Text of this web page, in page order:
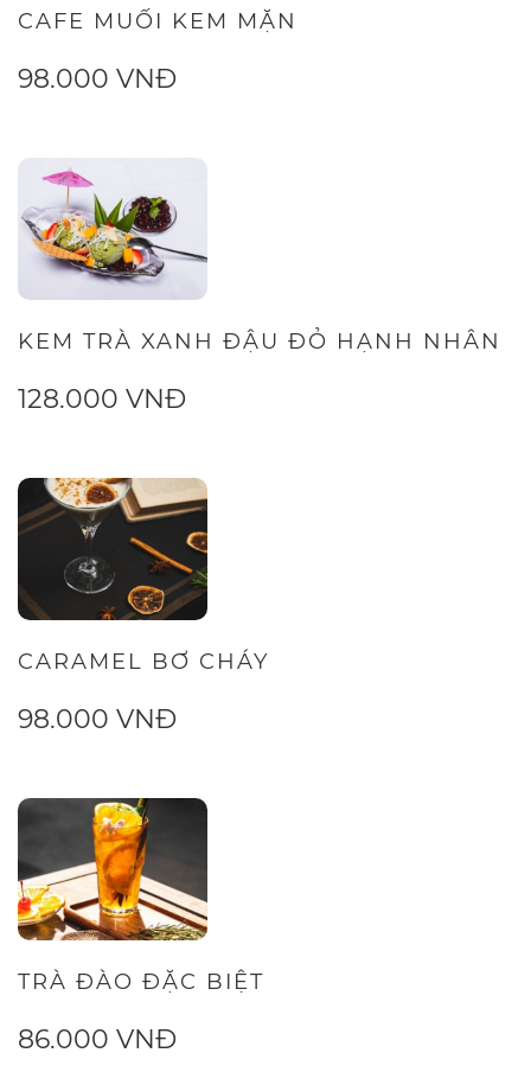
CAFE MUỐI KEM MẶN
98.000 VNĐ
KEM TRÀ XANH ĐẬU ĐỎ HẠNH NHÂN
128.000 VNĐ
CARAMEL BƠ CHÁY
98.000 VNĐ
TRÀ ĐÀO ĐẶC BIỆT
86.000 VNĐ